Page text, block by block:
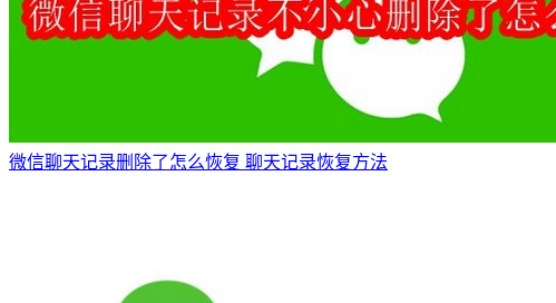
微信聊天记录删除了怎么恢复 聊天记录恢复方法